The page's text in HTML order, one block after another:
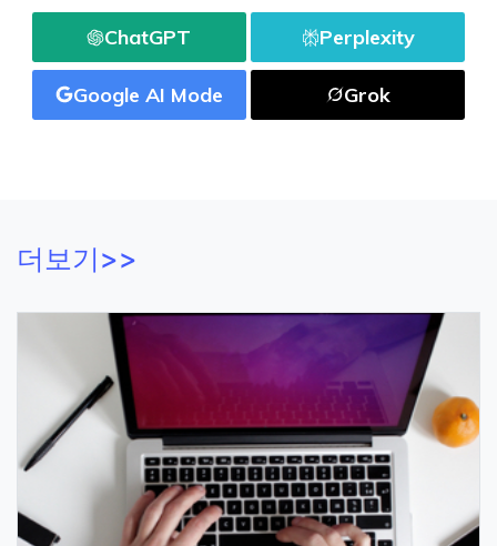
ChatGPT Perplexity
Google AI Mode Grok
더보기>>